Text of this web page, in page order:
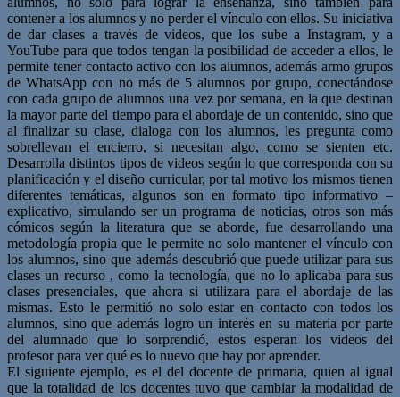
contener a los alumnos y no perder el vínculo con ellos. Su iniciativa
de dar clases a través de videos, que los sube a Instagram, y a
YouTube para que todos tengan la posibilidad de acceder a ellos, le
permite tener contacto activo con los alumnos, además armo grupos
de WhatsApp con no más de 5 alumnos por grupo, conectándose
con cada grupo de alumnos una vez por semana, en la que destinan
la mayor parte del tiempo para el abordaje de un contenido, sino que
al finalizar su clase, dialoga con los alumnos, les pregunta como
sobrellevan el encierro, si necesitan algo, como se sienten etc.
Desarrolla distintos tipos de videos según lo que corresponda con su
planificación y el diseño curricular, por tal motivo los mismos tienen
diferentes temáticas, algunos son en formato tipo informativo –
explicativo, simulando ser un programa de noticias, otros son más
cómicos según la literatura que se aborde, fue desarrollando una
metodología propia que le permite no solo mantener el vínculo con
los alumnos, sino que además descubrió que puede utilizar para sus
clases un recurso , como la tecnología, que no lo aplicaba para sus
clases presenciales, que ahora si utilizara para el abordaje de las
mismas. Esto le permitió no solo estar en contacto con todos los
alumnos, sino que además logro un interés en su materia por parte
del alumnado que lo sorprendió, estos esperan los videos del
profesor para ver qué es lo nuevo que hay por aprender.
El siguiente ejemplo, es el del docente de primaria, quien al igual
que la totalidad de los docentes tuvo que cambiar la modalidad de